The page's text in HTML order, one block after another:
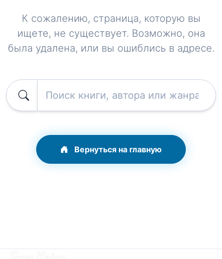
К сожалению, страница, которую вы
ищете, не существует. Возможно, она
была удалена, или вы ошиблись в адресе.
Вернуться на главную